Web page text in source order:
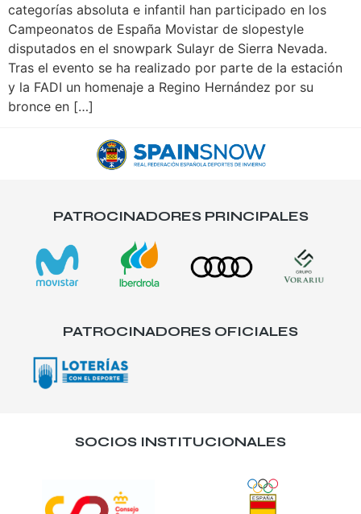
categorías absoluta e infantil han participado en los
Campeonatos de España Movistar de slopestyle
disputados en el snowpark Sulayr de Sierra Nevada.
Tras el evento se ha realizado por parte de la estación
y la FADI un homenaje a Regino Hernández por su
bronce en […]
PATROCINADORES PRINCIPALES
PATROCINADORES OFICIALES
SOCIOS INSTITUCIONALES